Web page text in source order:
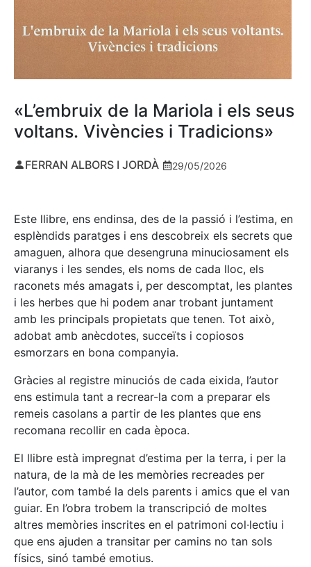
«L’embruix de la Mariola i els seus
voltans. Vivències i Tradicions»
FERRAN ALBORS I JORDÀ 29/05/2026
Este llibre, ens endinsa, des de la passió i l’estima, en
esplèndids paratges i ens descobreix els secrets que
amaguen, alhora que desengruna minuciosament els
viaranys i les sendes, els noms de cada lloc, els
raconets més amagats i, per descomptat, les plantes
i les herbes que hi podem anar trobant juntament
amb les principals propietats que tenen. Tot això,
adobat amb anècdotes, succeïts i copiosos
esmorzars en bona companyia.
Gràcies al registre minuciós de cada eixida, l’autor
ens estimula tant a recrear-la com a preparar els
remeis casolans a partir de les plantes que ens
recomana recollir en cada època.
El llibre està impregnat d’estima per la terra, i per la
natura, de la mà de les memòries recreades per
l’autor, com també la dels parents i amics que el van
guiar. En l’obra trobem la transcripció de moltes
altres memòries inscrites en el patrimoni col·lectiu i
que ens ajuden a transitar per camins no tan sols
físics, sinó també emotius.